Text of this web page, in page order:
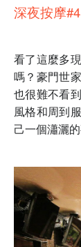
深夜按摩
看了這麼多
嗎？豪門世
也很難不看
風格和周到
己一個瀟灑